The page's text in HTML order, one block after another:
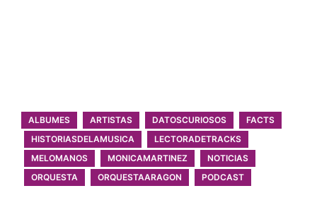
ALBUMES ARTISTAS DATOSCURIOSOS
FACTS
HISTORIASDELAMUSICA
LECTORADETRACKS
MELOMANOS
MONICAMARTINEZ
NOTICIAS
ORQUESTA
ORQUESTAARAGON PODCAST